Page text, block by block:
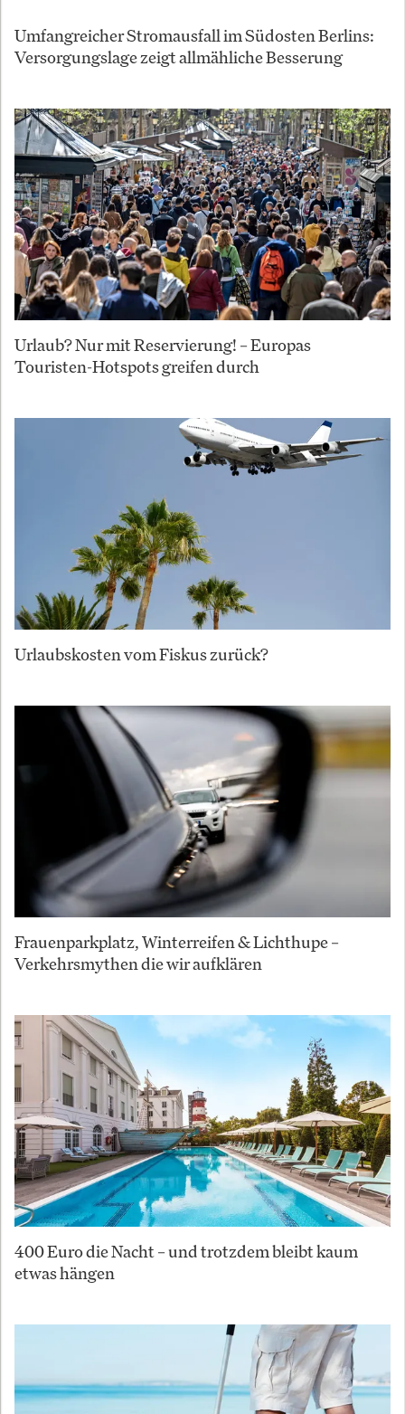
Umfangreicher Stromausfall im Südosten Berlins:
Versorgungslage zeigt allmähliche Besserung
Urlaub? Nur mit Reservierung! – Europas
Touristen-Hotspots greifen durch
Urlaubskosten vom Fiskus zurück?
Frauenparkplatz, Winterreifen & Lichthupe –
Verkehrsmythen die wir aufklären
400 Euro die Nacht – und trotzdem bleibt kaum
etwas hängen